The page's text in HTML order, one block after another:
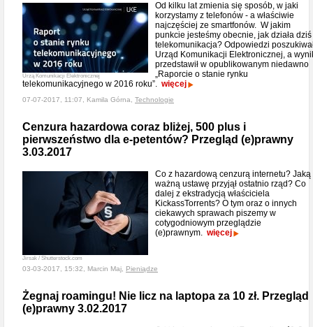
Urzą Komunikacji Elektronicznej
Od kilku lat zmienia się sposób, w jaki
korzystamy z telefonów - a właściwie
najczęściej ze smartfonów. W jakim
punkcie jesteśmy obecnie, jak działa dziś
telekomunikacja? Odpowiedzi
Urząd Komunikacji Elektronicznej, a
przedstawił w opublikowanym niedawno
„Raporcie o stanie rynku
telekomunikacyjnego w 2016 roku”. więcej
07-07-2017, 11:07, Kamila Górna, Technologie
Cenzura hazardowa coraz bliżej, 500 plus i
pierwszeństwo dla e-petentów? Przegląd (e)prawny
3.03.2017
Jirsak / Shutterstock.com
Co z hazardową cenzurą internetu? Jaką
ważną ustawę przyjął ostatnio rząd? Co
dalej z ekstradycją właściciela
KickassTorrents? O tym oraz o innych
ciekawych sprawach piszemy w
cotygodniowym przeglądzie
(e)prawnym. więcej
03-03-2017, 15:32, Marcin Maj, Pieniądze
Żegnaj roamingu! Nie licz na laptopa za 10 zł. Przegląd
(e)prawny 3.02.2017